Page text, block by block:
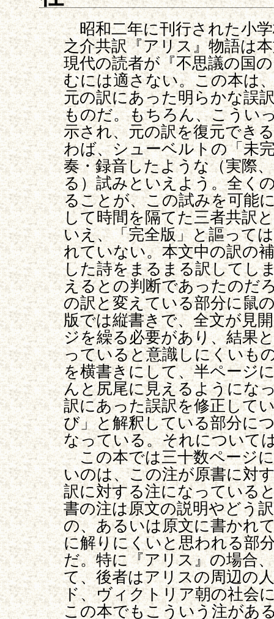
昭和二年に刊行された小学
之介共訳『アリス』物語は
現代の読者が『不思議の国
むには適さない。この本は
元の訳にあった明らかな誤
ものだ。もちろん、こうい
示され、元の訳を復元でき
わば、シューベルトの「未
奏・録音したような（実際
る）試みといえよう。全く
ることが、この試みを可能
して時間を隔てた三者共訳
いえ、「完全版」と謳って
れていない。本文中の訳の
した詩をまるまる訳してし
えるとの判断であったのだ
の訳と変えている部分に鼠
版では縦書きで、全文が見
ジを繰る必要があり、結果
っていると意識しにくいも
を横書きにして、半ページ
んと尻尾に見えるようにな
訳にあった誤訳を修正して
び」と解釈している部分に
なっている。それについて
この本では三十数ページ
いのは、この注が原書に対
訳に対する注になっている
書の注は原文の説明やどう
の、あるいは原文に書かれ
に解りにくいと思われる部
だ。特に『アリス』の場合
て、後者はアリスの周辺の
ド、ヴィクトリア朝の社会
この本でもこういう注があ